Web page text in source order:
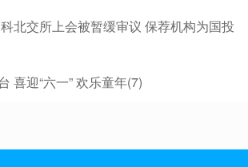
北交所上会被暂缓审议 保荐机构为国投
喜迎“六一” 欢乐童年(7)